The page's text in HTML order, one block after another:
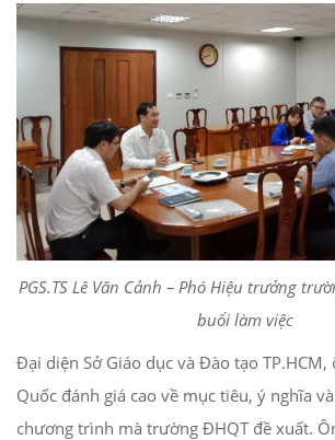
PGS.TS Lê Văn Cảnh – Phó Hiệu trưởng
buổi làm việc
Đại diện Sở Giáo dục và Đào tạo TP.HCM,
Quốc đánh giá cao về mục tiêu, ý nghĩa
chương trình mà trường ĐHQT đề xuất.